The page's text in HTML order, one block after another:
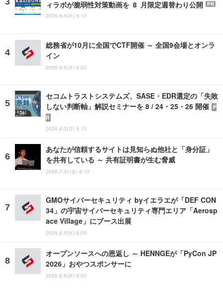
ィラボが脆弱性対策動画を 8 月限定週替わり公開
PR
2026.8.4(火) 8:10
総務省が10月に全国でCTF開催 ～ 全国9会場とオンラ
イン
2026.8.5(水) 8:00
セコムトラストシステムズ、SASE・EDR選定の「失敗
しない判断軸」解説セミナーを 8 / 24・25・26 開催 P
R
2026.8.3(月) 8:10
あなたが信頼するサイトは見知らぬ他社と「身分証」
を共有している ～ 共有証明書が生む脅威
2026.7.31(金) 8:10
GMOサイバーセキュリティ byイエラエが「DEF CON
34」の宇宙サイバーセキュリティ専門エリア「Aerosp
ace Village」にブース出展
2026.8.5(水) 8:00
オープンソースへの恩返し ～ HENNGEが「PyCon JP
2026」おやつスポンサーに
2026.8.6(木) 8:00